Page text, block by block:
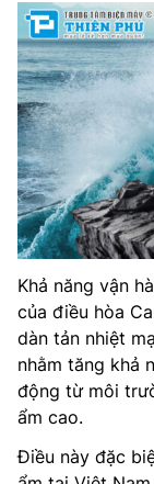
Khả năng vận
của điều hòa
dàn tản nhiệt
nhằm tăng khả
động từ môi
ẩm cao.
Điều này đặc